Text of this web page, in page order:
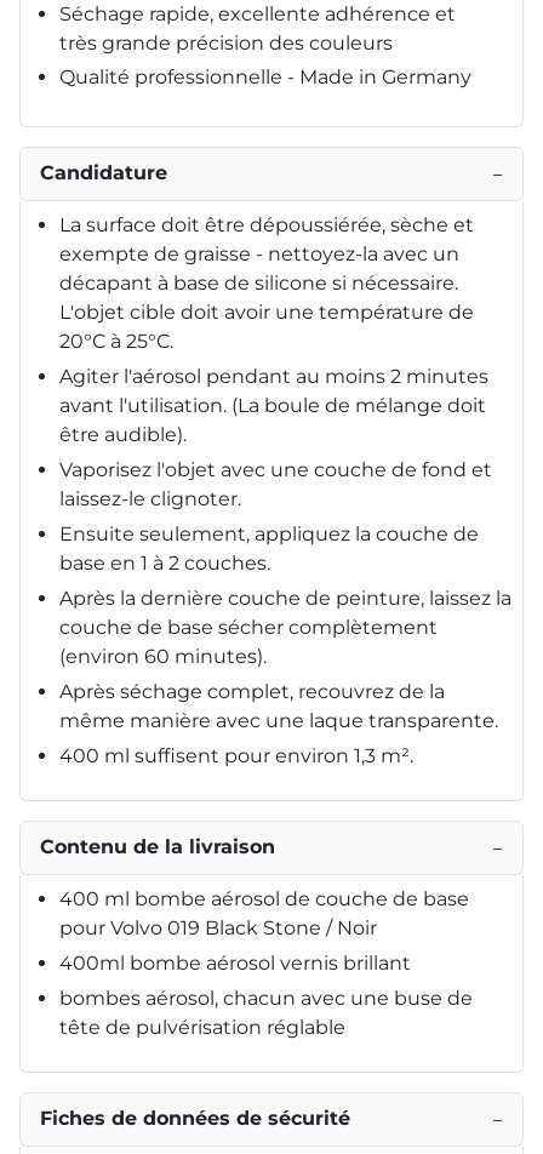
Séchage rapide, excellente adhérence et
très grande précision des couleurs
Qualité professionnelle - Made in Germany
Candidature −
La surface doit être dépoussiérée, sèche et
exempte de graisse - nettoyez-la avec un
décapant à base de silicone si nécessaire.
L'objet cible doit avoir une température de
20°C à 25°C.
Agiter l'aérosol pendant au moins 2 minutes
avant l'utilisation. (La boule de mélange doit
être audible).
Vaporisez l'objet avec une couche de fond et
laissez-le clignoter.
Ensuite seulement, appliquez la couche de
base en 1 à 2 couches.
Après la dernière couche de peinture, laissez la
couche de base sécher complètement
(environ 60 minutes).
Après séchage complet, recouvrez de la
même manière avec une laque transparente.
400 ml suffisent pour environ 1,3 m².
Contenu de la livraison −
400 ml bombe aérosol de couche de base
pour Volvo 019 Black Stone / Noir
400ml bombe aérosol vernis brillant
bombes aérosol, chacun avec une buse de
tête de pulvérisation réglable
Fiches de données de sécurité −